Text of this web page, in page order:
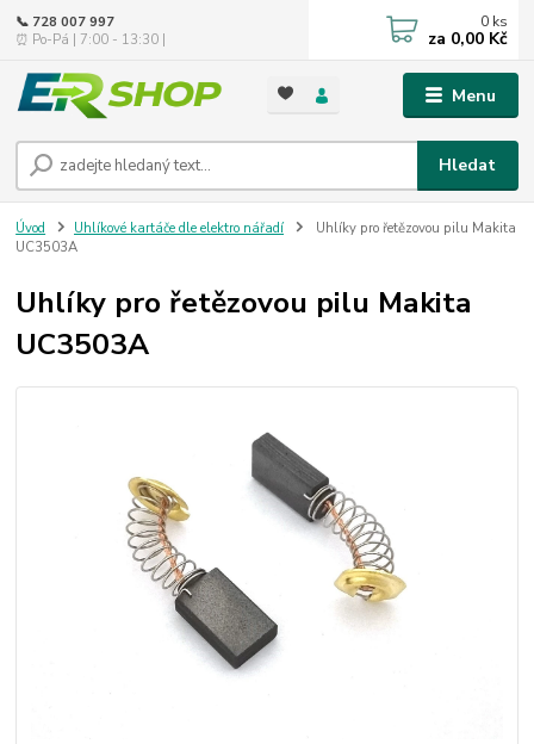
Menu
Hledat
📞 728 007 997
⏰ Po-Pá | 7:00 - 13:30 |
0 ks
za 0,00 Kč
Úvod Uhlíkové kartáče dle elektro nářadí
Uhlíky pro řetězovou pilu Makita
UC3503A
Uhlíky pro řetězovou pilu Makita
UC3503A